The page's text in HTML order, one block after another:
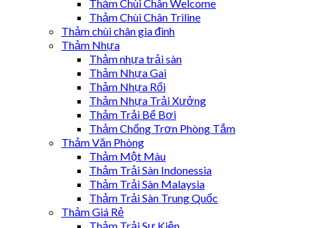
Thảm Chùi Chân Welcome
Thảm Chùi Chân Triline
Thảm chùi chân gia đình
Thảm Nhựa
Thảm nhựa trải sàn
Thảm Nhựa Gai
Thảm Nhựa Rối
Thảm Nhựa Trải Xưởng
Thảm Trải Bể Bơi
Thảm Chống Trơn Phòng Tắm
Thảm Văn Phòng
Thảm Một Màu
Thảm Trải Sàn Indonessia
Thảm Trải Sàn Malaysia
Thảm Trải Sàn Trung Quốc
Thảm Giá Rẻ